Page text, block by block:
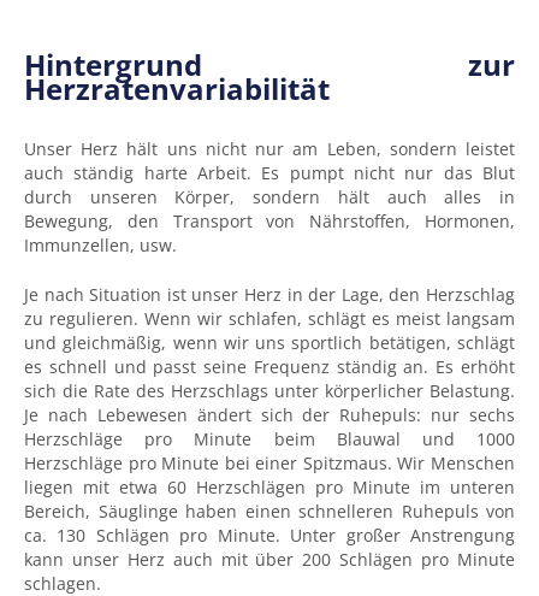
Hintergrund zur
Herzratenvariabilität
Unser Herz hält uns nicht nur am Leben, sondern leistet
auch ständig harte Arbeit. Es pumpt nicht nur das Blut
durch unseren Körper, sondern hält auch alles in
Bewegung, den Transport von Nährstoffen, Hormonen,
Immunzellen, usw.
Je nach Situation ist unser Herz in der Lage, den Herzschlag
zu regulieren. Wenn wir schlafen, schlägt es meist langsam
und gleichmäßig, wenn wir uns sportlich betätigen, schlägt
es schnell und passt seine Frequenz ständig an. Es erhöht
sich die Rate des Herzschlags unter körperlicher Belastung.
Je nach Lebewesen ändert sich der Ruhepuls: nur sechs
Herzschläge pro Minute beim Blauwal und 1000
Herzschläge pro Minute bei einer Spitzmaus. Wir Menschen
liegen mit etwa 60 Herzschlägen pro Minute im unteren
Bereich, Säuglinge haben einen schnelleren Ruhepuls von
ca. 130 Schlägen pro Minute. Unter großer Anstrengung
kann unser Herz auch mit über 200 Schlägen pro Minute
schlagen.